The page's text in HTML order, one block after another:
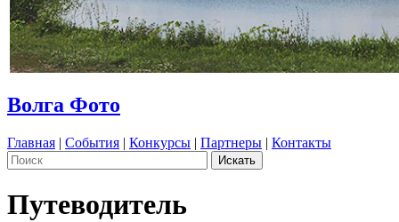
Волга Фото
Главная | События | Конкурсы | Партнеры | Контакты
Путеводитель